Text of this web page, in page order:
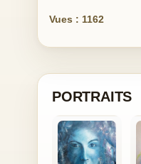
Vues : 1162
PORTRAITS